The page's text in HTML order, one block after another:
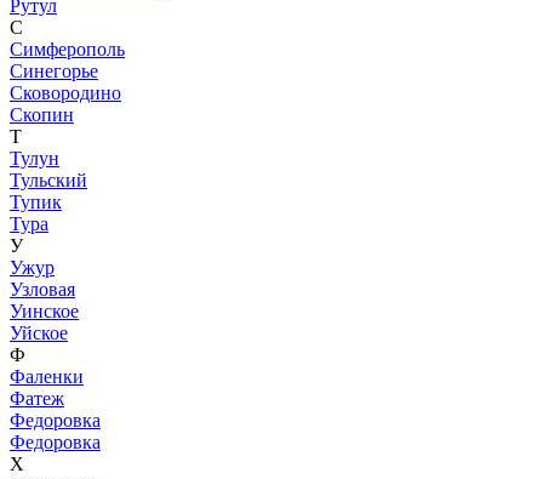
Рутул
С
Симферополь
Синегорье
Сковородино
Скопин
Т
Тулун
Тульский
Тупик
Тура
У
Ужур
Узловая
Уинское
Уйское
Ф
Фаленки
Фатеж
Федоровка
Федоровка
Х